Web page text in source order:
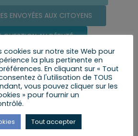
ENVOYÉES AUX CITOYENS
QUESTION AU DÉPUTÉ
DES PERMANENCES
à venir.
cookies sur notre site Web pour
la plus pertinente en
En cliquant sur « Tout
à l'utilisation de TOUS
vous pouvez cliquer sur les
» pour fournir un
Tout accepter